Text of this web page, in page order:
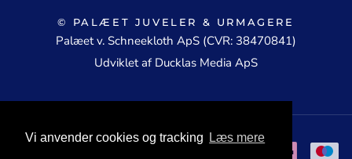
Vi anvender cookies og tracking Læs mere
© PALÆET JUVELER & URMAGERE
Palæet v. Schneekloth ApS (CVR: 38470841)
Udviklet af Ducklas Media ApS